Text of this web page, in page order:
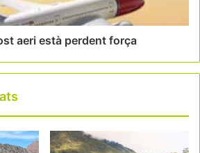
aeri està perdent força